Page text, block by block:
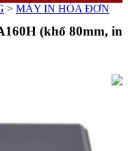
> MÁY IN HÓA ĐƠN
(khổ 80mm, in